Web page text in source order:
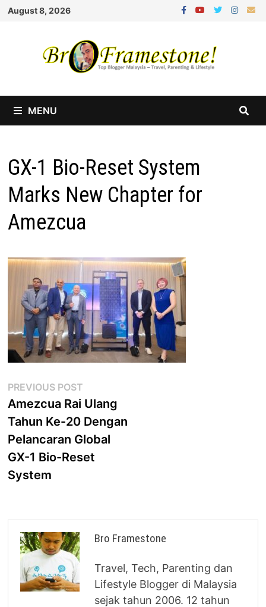
Skip
August 8, 2026
MENU
GX-1 Bio-Reset System
Marks New Chapter for
Amezcua
Post
navigation
PREVIOUS POST
post:
Amezcua Rai Ulang
Tahun Ke-20 Dengan
Pelancaran Global
GX-1 Bio-Reset
System
Bro Framestone
Travel, Tech, Parenting dan
Lifestyle Blogger di Malaysia
sejak tahun 2006. 12 tahun